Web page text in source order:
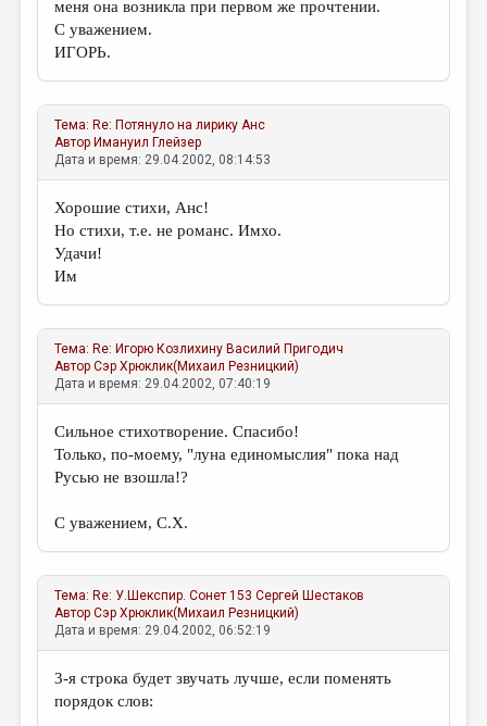
меня она возникла при первом же прочтении.
С уважением.
ИГОРЬ.
Тема: Re: Потянуло на лирику Анс
Автор Имануил Глейзер
Дата и время: 29.04.2002, 08:14:53
Хорошие стихи, Анс!
Но стихи, т.е. не романс. Имхо.
Удачи!
Им
Тема: Re: Игорю Козлихину Василий Пригодич
АвторСэр Хрюклик(Михаил Резницкий)
Дата и время: 29.04.2002, 07:40:19
Сильное стихотворение. Спасибо!
Только, по-моему, "луна единомыслия" пока над
Русью не взошла!?
С уважением, С.Х.
Тема: Re: У.Шекспир. Сонет 153 Сергей Шестаков
АвторСэр Хрюклик(Михаил Резницкий)
Дата и время: 29.04.2002, 06:52:19
3-я строка будет звучать лучше, если поменять
порядок слов: